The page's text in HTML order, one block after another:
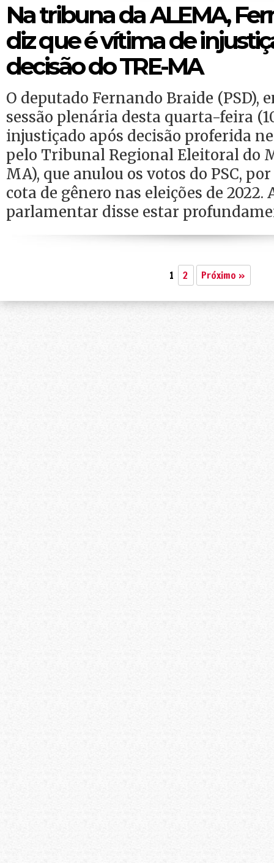
Na tribuna da ALEMA,
diz que é vítima de
decisão do TRE-MA
O deputado Fernando Braide (PSD),
sessão plenária desta quarta-feira
injustiçado após decisão proferida
pelo Tribunal Regional Eleitoral do
MA), que anulou os votos do PSC,
cota de gênero nas eleições de 2022.
parlamentar disse estar
1 2 Próximo »